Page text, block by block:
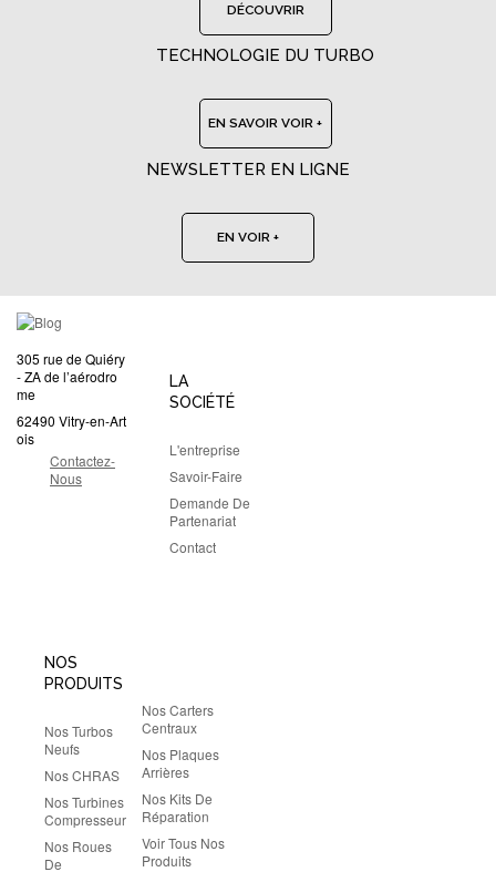
DÉCOUVRIR
TECHNOLOGIE DU TURBO
EN SAVOIR VOIR +
NEWSLETTER EN LIGNE
EN VOIR +
305 rue de Quiéry
- ZA de l’aérodro
me
62490 Vitry-en-Art
ois
Contactez-
Nous
LA
SOCIÉTÉ
L'entreprise
Savoir-Faire
Demande De
Partenariat
Contact
NOS
PRODUITS
Nos Turbos
Neufs
Nos CHRAS
Nos Turbines
Compresseur
Nos Roues
De
Nos Carters
Centraux
Nos Plaques
Arrières
Nos Kits De
Réparation
Voir Tous Nos
Produits